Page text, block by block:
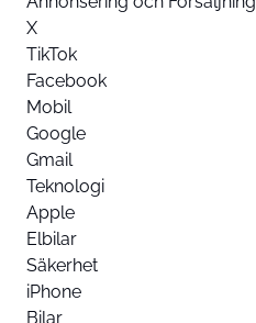
X
TikTok
Facebook
Mobil
Google
Gmail
Teknologi
Apple
Elbilar
Säkerhet
iPhone
Bilar